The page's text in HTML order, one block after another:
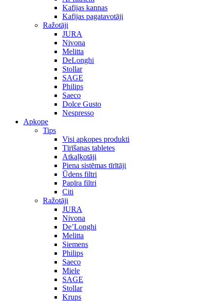
Kafijas kannas
Kafijas pagatavotāji
Ražotāji
JURA
Nivona
Melitta
DeLonghi
Stollar
SAGE
Philips
Saeco
Dolce Gusto
Nespresso
Apkope
Tips
Visi apkopes produkti
Tīrīšanas tabletes
Atkaļķotāji
Piena sistēmas tīrītāji
Ūdens filtri
Papīra filtri
Citi
Ražotāji
JURA
Nivona
De’Longhi
Melitta
Siemens
Philips
Saeco
Miele
SAGE
Stollar
Krups